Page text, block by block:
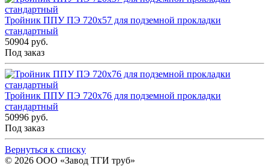
Тройник ППУ ПЭ 720x57 для подземной прокладки
стандартный
50904 руб.
Под заказ
Тройник ППУ ПЭ 720x76 для подземной прокладки
стандартный
50996 руб.
Под заказ
Вернуться к списку
© 2026 ООО «Завод ТГИ труб»